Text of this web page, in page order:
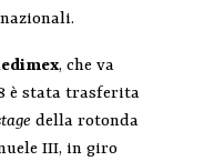
, che va
è stata trasferita
della rotonda
III, in giro